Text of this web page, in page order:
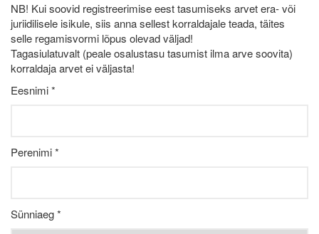
NB! Kui soovid registreerimise eest tasumiseks arvet era- või
juriidilisele isikule, siis anna sellest korraldajale teada, täites
selle regamisvormi lõpus olevad väljad!
Tagasiulatuvalt (peale osalustasu tasumist ilma arve soovita)
korraldaja arvet ei väljasta!
Eesnimi *
Perenimi *
Sünniaeg *